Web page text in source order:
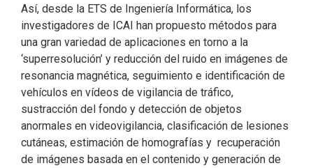
Así, desde la ETS de Ingeniería Informática, los
investigadores de ICAI han propuesto métodos para
una gran variedad de aplicaciones en torno a la
‘superresolución’ y reducción del ruido en imágenes de
resonancia magnética, seguimiento e identificación de
vehículos en vídeos de vigilancia de tráfico,
sustracción del fondo y detección de objetos
anormales en videovigilancia, clasificación de lesiones
cutáneas, estimación de homografías y recuperación
de imágenes basada en el contenido y generación de